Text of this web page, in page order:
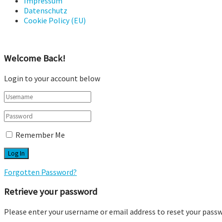
Datenschutz
Cookie Policy (EU)
Welcome Back!
Login to your account below
Remember Me
Forgotten Password?
Retrieve your password
Please enter your username or email address to reset your